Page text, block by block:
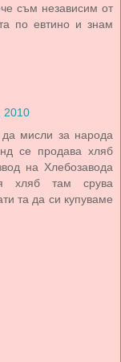
съм независим от
по евтино и знам
2010
мисли за народа
се продава хляб
на Хлебозавода
хляб там срува
та да си купуваме